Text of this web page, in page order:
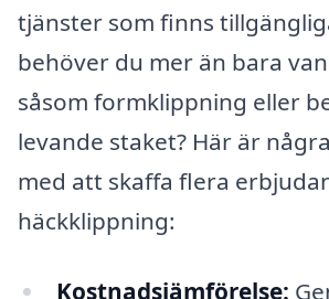
tjänster som finns
behöver du mer än bara
såsom formklippning eller
levande staket? Här är
med att skaffa flera
häckklippning:
Kostnadsjämförelse: